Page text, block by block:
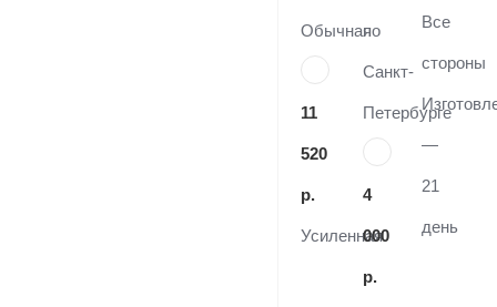
Обычная
11
520
р.
Усиленная
по
Санкт-
Петербурге
4
000
р.
Все
стороны
—
21
день